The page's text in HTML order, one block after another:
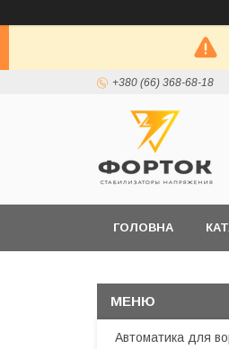
+380 (66) 368-68-18
ГОЛОВНА
Автоматика для